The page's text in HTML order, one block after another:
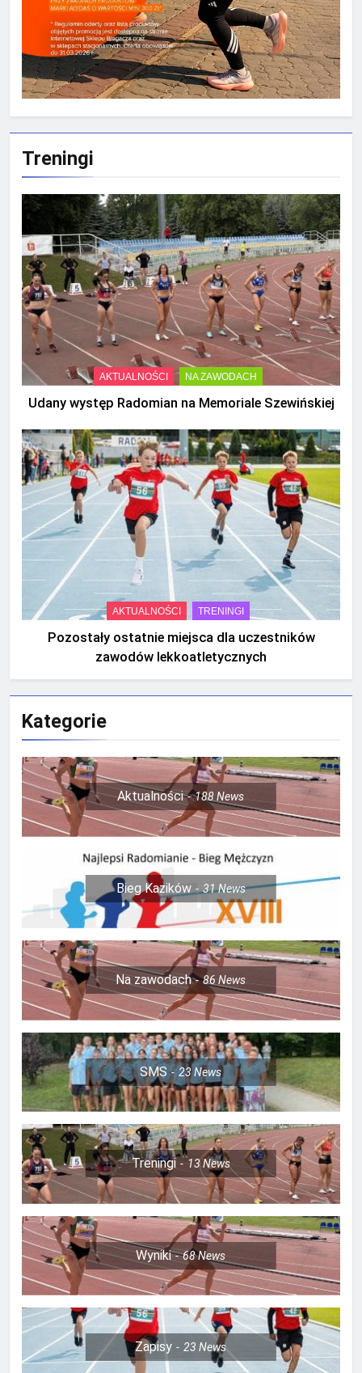
Treningi
AKTUALNOŚCI NA ZAWODACH
Udany występ Radomian na Memoriale Szewińskiej
AKTUALNOŚCI TRENINGI
Pozostały ostatnie miejsca dla uczestników
zawodów lekkoatletycznych
Kategorie
Aktualności 188News
Bieg Kazików 31News
Na zawodach 86News
SMS 23News
Treningi 13News
Wyniki 68News
Zapisy 23News